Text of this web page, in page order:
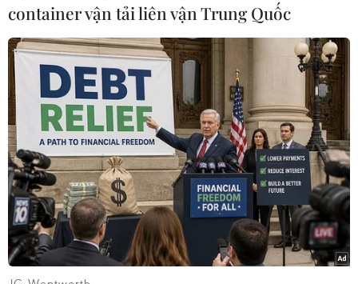
#Hàn Quốc #tập trận chung
#phòng thủ tên lửa
container vận tải liên vận Trung Quốc